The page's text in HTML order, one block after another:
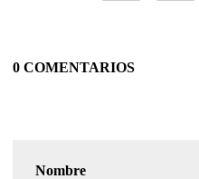
0 COMENTARIOS
Nombre